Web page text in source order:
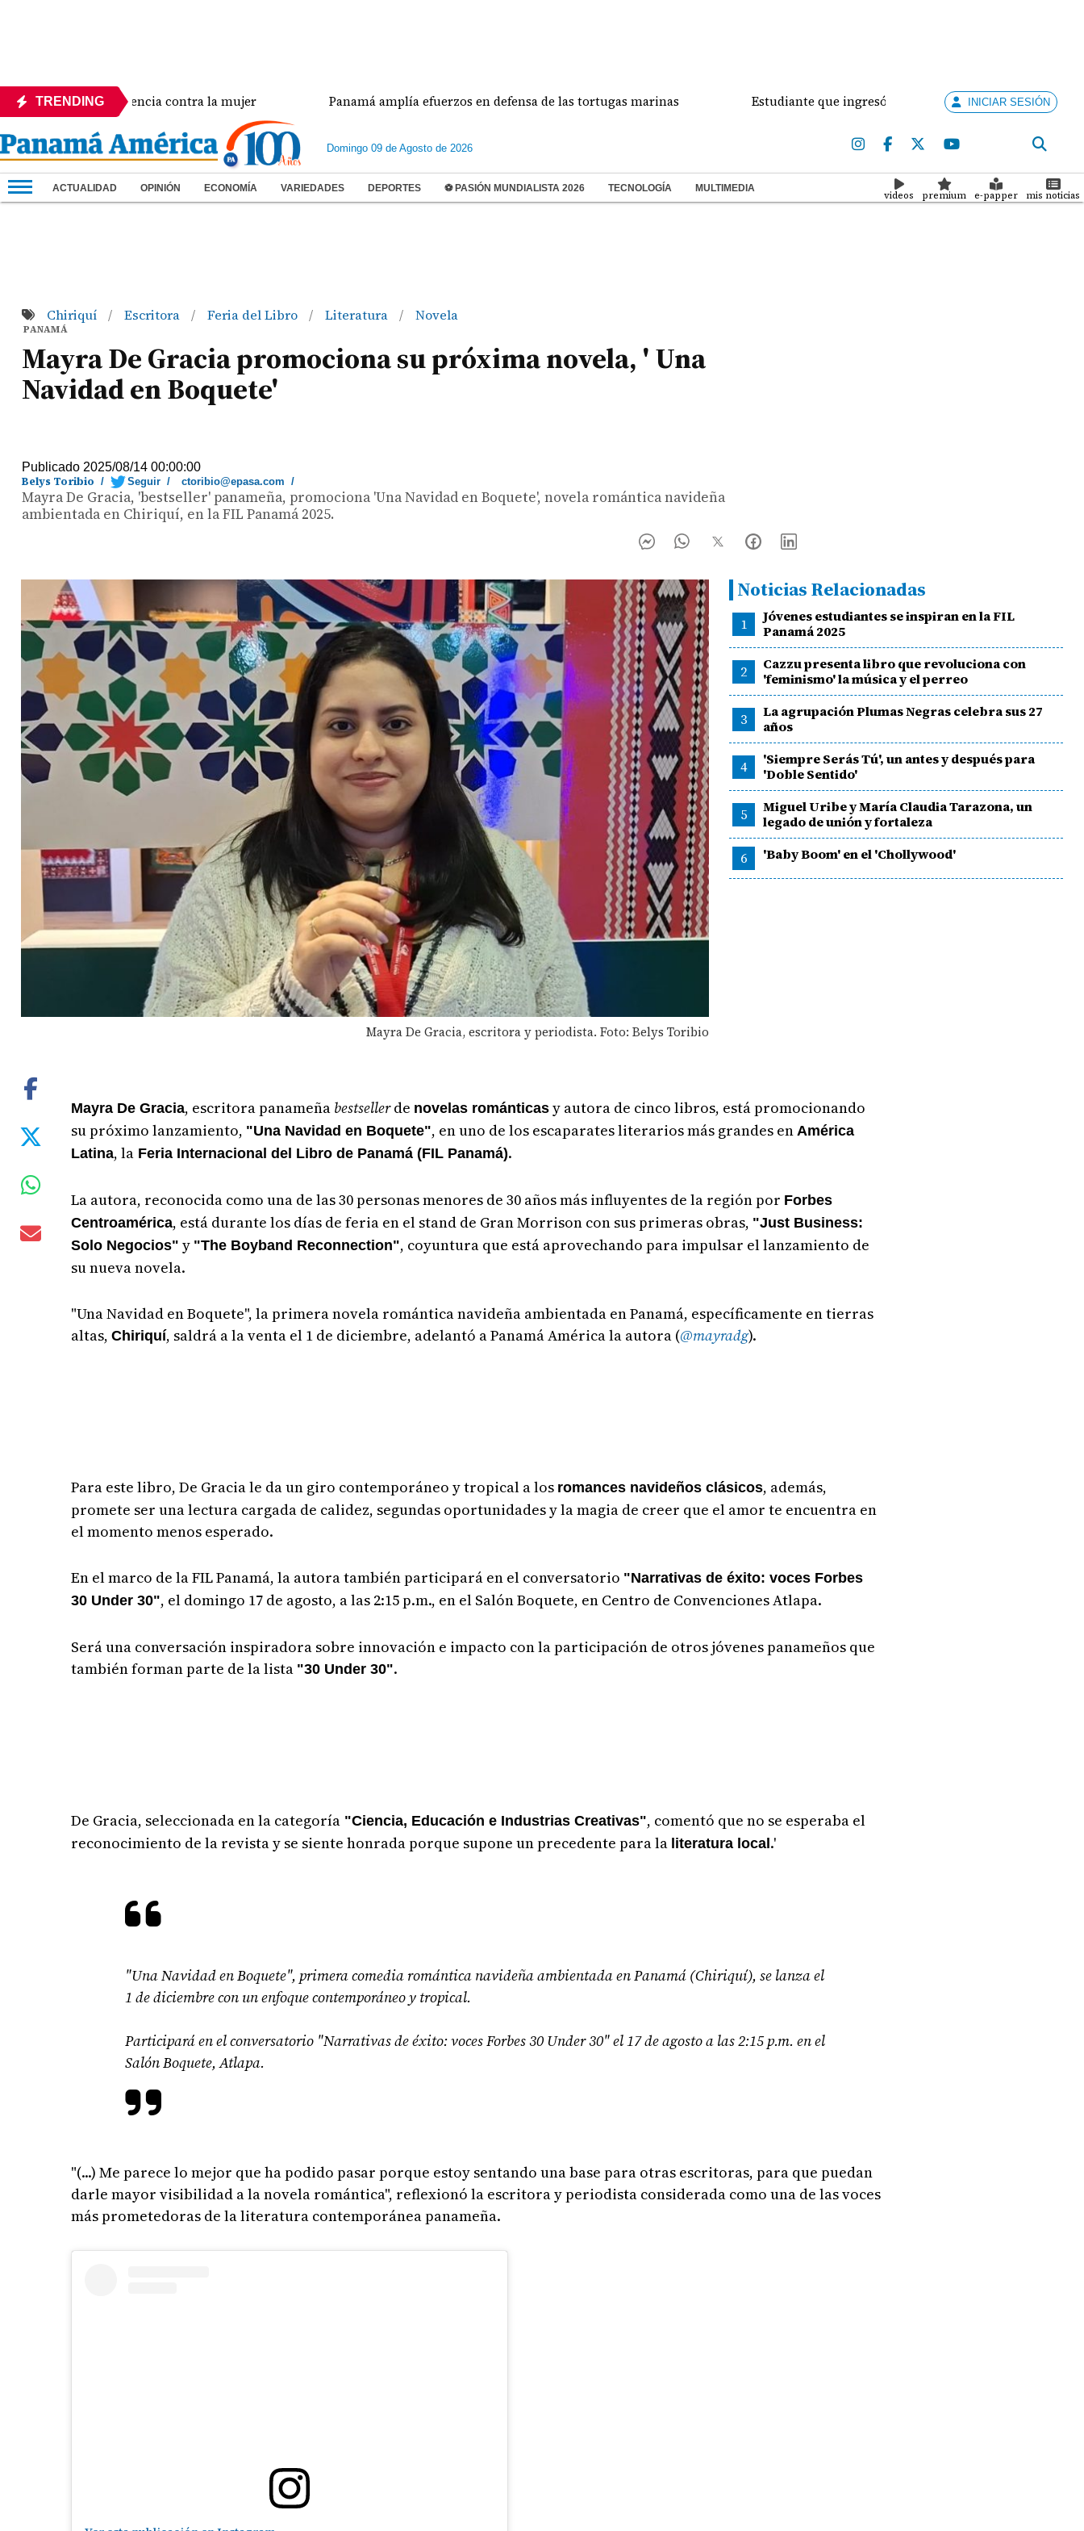
TRENDING
crisis de violencia contra la mujer Panamá amplía efuerzos en defensa de las tortugas marinas Estudiante que ingresó con un arma de fuego al 'Dolores
INICIAR SESIÓN
Domingo 09 de Agosto de 2026
ACTUALIDAD OPINIÓN ECONOMÍA VARIEDADES DEPORTES ⚽ PASIÓN MUNDIALISTA 2026 TECNOLOGÍA MULTIMEDIA
videos premium e-papper mis noticias
Chiriquí / Escritora / Feria del Libro / Literatura / Novela
PANAMÁ
Mayra De Gracia promociona su próxima novela, ' Una
Navidad en Boquete'
Publicado 2025/08/14 00:00:00
Belys Toribio / Seguir / ctoribio@epasa.com /
Mayra De Gracia, 'bestseller' panameña, promociona 'Una Navidad en Boquete', novela romántica navideña
ambientada en Chiriquí, en la FIL Panamá 2025.
Mayra De Gracia, escritora y periodista. Foto: Belys Toribio
Noticias Relacionadas
1
Jóvenes estudiantes se inspiran en la FIL
Panamá 2025
2
Cazzu presenta libro que revoluciona con
'feminismo' la música y el perreo
3
La agrupación Plumas Negras celebra sus 27
años
4
'Siempre Serás Tú', un antes y después para
'Doble Sentido'
5
Miguel Uribe y María Claudia Tarazona, un
legado de unión y fortaleza
6 'Baby Boom' en el 'Chollywood'
Mayra De Gracia, escritora panameña bestsellerde novelas románticas y autora de cinco libros, está promocionando
su próximo lanzamiento, "Una Navidad en Boquete", en uno de los escaparates literarios más grandes enAmérica
Latina, la Feria Internacional del Libro de Panamá (FIL Panamá).
La autora, reconocida como una de las 30 personas menores de 30 años más influyentes de la región por Forbes
Centroamérica, está durante los días de feria en el stand de Gran Morrison con sus primeras obras, "Just Business:
Solo Negocios" y "The Boyband Reconnection", coyuntura que está aprovechando para impulsar el lanzamiento de
su nueva novela.
"Una Navidad en Boquete", la primera novela romántica navideña ambientada en Panamá, específicamente en tierras
altas,Chiriquí, saldrá a la venta el 1 de diciembre, adelantó a Panamá América la autora (@mayradg).
Para este libro, De Gracia le da un giro contemporáneo y tropical a los romances navideños clásicos, además,
promete ser una lectura cargada de calidez, segundas oportunidades y la magia de creer que el amor te encuentra en
el momento menos esperado.
En el marco de la FIL Panamá, la autora también participará en el conversatorio "Narrativas de éxito: voces Forbes
30 Under 30", el domingo 17 de agosto, a las 2:15 p.m., en el Salón Boquete, en Centro de Convenciones Atlapa.
Será una conversación inspiradora sobre innovación e impacto con la participación de otros jóvenes panameños que
también forman parte de la lista "30 Under 30".
De Gracia, seleccionada en la categoría "Ciencia, Educación e Industrias Creativas", comentó que no se esperaba el
reconocimiento de la revista y se siente honrada porque supone un precedente para la literatura local.'
"Una Navidad en Boquete", primera comedia romántica navideña ambientada en Panamá (Chiriquí), se lanza el
1 de diciembre con un enfoque contemporáneo y tropical.
Participará en el conversatorio "Narrativas de éxito: voces Forbes 30 Under 30" el 17 de agosto a las 2:15 p.m. en el
Salón Boquete, Atlapa.
"(...) Me parece lo mejor que ha podido pasar porque estoy sentando una base para otras escritoras, para que puedan
darle mayor visibilidad a la novela romántica", reflexionó la escritora y periodista considerada como una de las voces
más prometedoras de la literatura contemporánea panameña.